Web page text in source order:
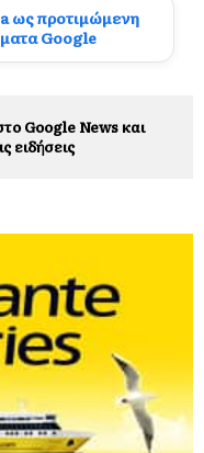
ως προτιμώμενη
Google
Google News και
ειδήσεις